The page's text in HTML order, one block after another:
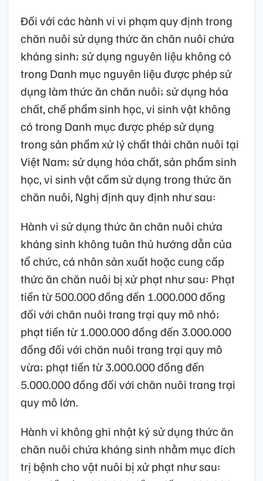
Đối với các hành vi vi phạm quy định trong
chăn nuôi sử dụng thức ăn chăn nuôi chứa
kháng sinh; sử dụng nguyên liệu không có
trong Danh mục nguyên liệu được phép sử
dụng làm thức ăn chăn nuôi; sử dụng hóa
chất, chế phẩm sinh học, vi sinh vật không
có trong Danh mục được phép sử dụng
trong sản phẩm xử lý chất thải chăn nuôi tại
Việt Nam; sử dụng hóa chất, sản phẩm sinh
học, vi sinh vật cấm sử dụng trong thức ăn
chăn nuôi, Nghị định quy định như sau:
Hành vi sử dụng thức ăn chăn nuôi chứa
kháng sinh không tuân thủ hướng dẫn của
tổ chức, cá nhân sản xuất hoặc cung cấp
thức ăn chăn nuôi bị xử phạt như sau: Phạt
tiền từ 500.000 đồng đến 1.000.000 đồng
đối với chăn nuôi trang trại quy mô nhỏ;
phạt tiền từ 1.000.000 đồng đến 3.000.000
đồng đối với chăn nuôi trang trại quy mô
vừa; phạt tiền từ 3.000.000 đồng đến
5.000.000 đồng đối với chăn nuôi trang trại
quy mô lớn.
Hành vi không ghi nhật ký sử dụng thức ăn
chăn nuôi chứa kháng sinh nhằm mục đích
trị bệnh cho vật nuôi bị xử phạt như sau: